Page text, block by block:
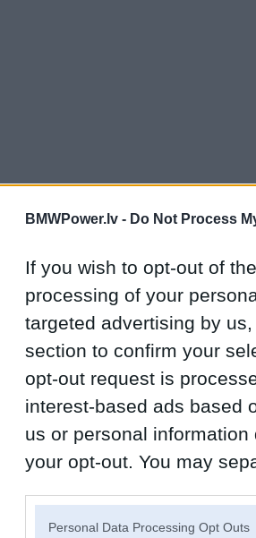
BMWPower.lv - Do Not Process
If you wish to opt-out of
processing of your
targeted advertising by
section to confirm your
opt-out request is
interest-based ads based
us or personal
your opt-out. You may
Personal Data Processing Opt Outs